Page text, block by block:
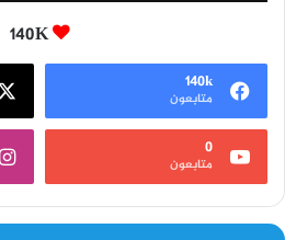
140K
140k
متابعون
0
متابعون